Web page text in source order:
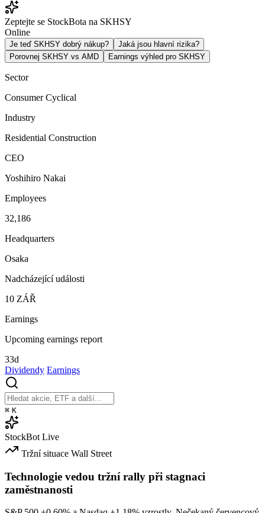
Zeptejte se StockBota na SKHSY
Online
Je teď SKHSY dobrý nákup?
Jaká jsou hlavní rizika?
Porovnej SKHSY vs AMD
Earnings výhled pro SKHSY
Sector
Consumer Cyclical
Industry
Residential Construction
CEO
Yoshihiro Nakai
Employees
32,186
Headquarters
Osaka
Nadcházející události
10 ZÁŘ
Earnings
Upcoming earnings report
33d
Dividendy Earnings
⌘ K
StockBot Live
Tržní situace Wall Street
Technologie vedou tržní rally při stagnaci
zaměstnanosti